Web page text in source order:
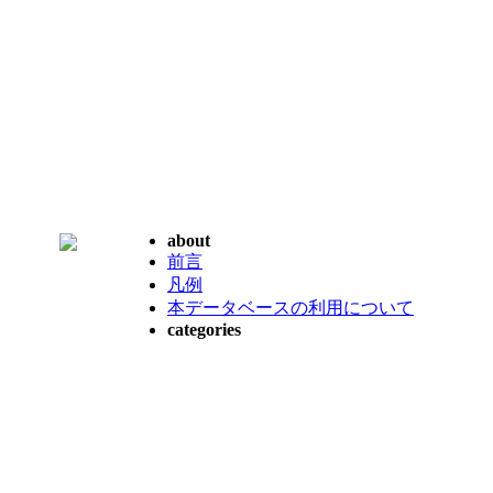
about
前言
凡例
本データベースの利用について
categories